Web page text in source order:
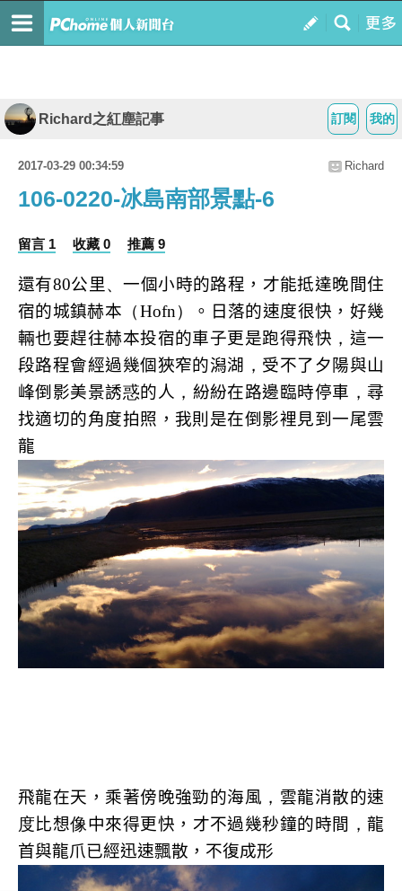
我的
訂閱
Richard之紅塵記事
2017-03-29 00:34:59 Richard
106-0220-冰島南部景點-6
留言 1 收藏 0 推薦 9
還有80公里、一個小時的路程，才能抵達晚間住
宿的城鎮赫本 （Hofn） 。 日落的速度很快，好幾
輛也要趕往赫本投宿的車子更是跑得飛快 ， 這一
段路程會經過幾個狹窄的潟湖 ， 受不了夕 陽與山
峰倒影美景誘惑的人 ， 紛紛在路邊臨時停車 ，尋
找適切的角度拍照，我則是在倒影裡見到一尾雲
龍
飛龍在天，乘著傍晚強勁的海風 ， 雲龍消散的速
度 比想像中來得更快，才不過幾秒鐘的時間 ，龍
首與龍爪已經迅速飄散，不復成形